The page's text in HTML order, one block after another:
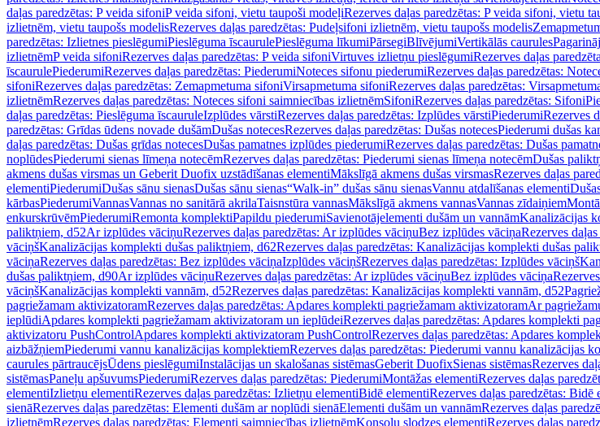
daļas paredzētas: P veida sifoniP veida sifoni, vietu taupoši modeļiRezerves daļas paredzētas: P veida sifoni, vietu
izlietnēm, vietu taupošs modelisRezerves daļas paredzētas: Pudeļsifoni izlietnēm, vietu taupošs modelis
paredzētas: Izlietnes pieslēgumiPieslēguma īscaurulePieslēguma līkumiPārsegiBlīvējumiVertikālās caurules
izlietnēmP veida sifoniRezerves daļas paredzētas: P veida sifoniVirtuves izlietņu pieslēgumiRezerves daļas
īscaurulePiederumiRezerves daļas paredzētas: PiederumiNoteces sifonu piederumiRezerves daļas paredzētas:
sifoniRezerves daļas paredzētas: Zemapmetuma sifoniVirsapmetuma sifoniRezerves daļas paredzētas:
izlietnēmRezerves daļas paredzētas: Noteces sifoni saimniecības izlietnēmSifoniRezerves daļas paredzētas: Sifoni
daļas paredzētas: Pieslēguma īscauruleIzplūdes vārstiRezerves daļas paredzētas: Izplūdes vārstiPiederumiRezerves
paredzētas: Grīdas ūdens novade dušāmDušas notecesRezerves daļas paredzētas: Dušas notecesPiederumi dušas
daļas paredzētas: Dušas grīdas notecesDušas pamatnes izplūdes piederumiRezerves daļas paredzētas: Dušas
noplūdesPiederumi sienas līmeņa notecēmRezerves daļas paredzētas: Piederumi sienas līmeņa notecēmDušas
akmens dušas virsmas un Geberit Duofix uzstādīšanas elementiMākslīgā akmens dušas virsmasRezerves daļas
elementiPiederumiDušas sānu sienasDušas sānu sienas“Walk-in” dušas sānu sienasVannu atdalīšanas elementi
kārbasPiederumiVannasVannas no sanitārā akrilaTaisnstūra vannasMākslīgā akmens vannasVannas zīdaiņiem
enkurskrūvēmPiederumiRemonta komplektiPapildu piederumiSavienotājelementi dušām un vannāmKanalizācijas
paliktņiem, d52Ar izplūdes vāciņuRezerves daļas paredzētas: Ar izplūdes vāciņuBez izplūdes vāciņaRezerves
vāciņšKanalizācijas komplekti dušas paliktņiem, d62Rezerves daļas paredzētas: Kanalizācijas komplekti dušas
vāciņaRezerves daļas paredzētas: Bez izplūdes vāciņaIzplūdes vāciņšRezerves daļas paredzētas: Izplūdes vāciņš
dušas paliktņiem, d90Ar izplūdes vāciņuRezerves daļas paredzētas: Ar izplūdes vāciņuBez izplūdes vāciņa
vāciņšKanalizācijas komplekti vannām, d52Rezerves daļas paredzētas: Kanalizācijas komplekti vannām, d52
pagriežamam aktivizatoramRezerves daļas paredzētas: Apdares komplekti pagriežamam aktivizatoramAr
ieplūdiApdares komplekti pagriežamam aktivizatoram un ieplūdeiRezerves daļas paredzētas: Apdares komplekti
aktivizatoru PushControlApdares komplekti aktivizatoram PushControlRezerves daļas paredzētas: Apdares
aizbāžņiemPiederumi vannu kanalizācijas komplektiemRezerves daļas paredzētas: Piederumi vannu kanalizācijas
caurules pārtraucējsŪdens pieslēgumiInstalācijas un skalošanas sistēmasGeberit DuofixSienas sistēmasRezerves
sistēmasPaneļu apšuvumsPiederumiRezerves daļas paredzētas: PiederumiMontāžas elementiRezerves daļas
elementiIzlietņu elementiRezerves daļas paredzētas: Izlietņu elementiBidē elementiRezerves daļas paredzētas: Bidē
sienāRezerves daļas paredzētas: Elementi dušām ar noplūdi sienāElementi dušām un vannāmRezerves daļas
izlietnēmRezerves daļas paredzētas: Elementi saimniecības izlietnēmKonsoļu slodzes elementiRezerves daļas